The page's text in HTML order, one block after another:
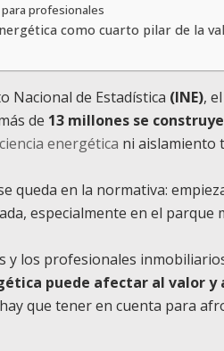
profesionales
como cuarto pilar de la
Nacional de Estadística (INE),
de 13 millones se
energética ni aislamiento
queda en la normativa:
especialmente en el parque
y los profesionales
puede afectar al valor y
que tener en cuenta para